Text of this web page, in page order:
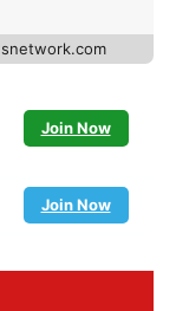
Join Now
Join Now